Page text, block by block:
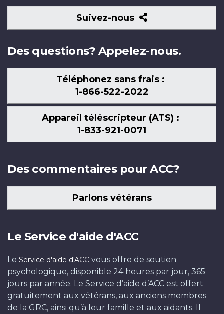
Suivez-nous
Suivez-
nous
Des questions? Appelez-nous.
Téléphonez sans frais :
1-866-522-2022
Appareil téléscripteur (ATS) :
1-833-921-0071
Des commentaires pour ACC?
Parlons vétérans
Le Service d'aide d'ACC
Le Service d'aide d'ACC vous offre de soutien
psychologique, disponible 24 heures par jour, 365
jours par année. Le Service d’aide d’ACC est offert
gratuitement aux vétérans, aux anciens membres
de la GRC, ainsi qu’à leur famille et aux aidants. Il